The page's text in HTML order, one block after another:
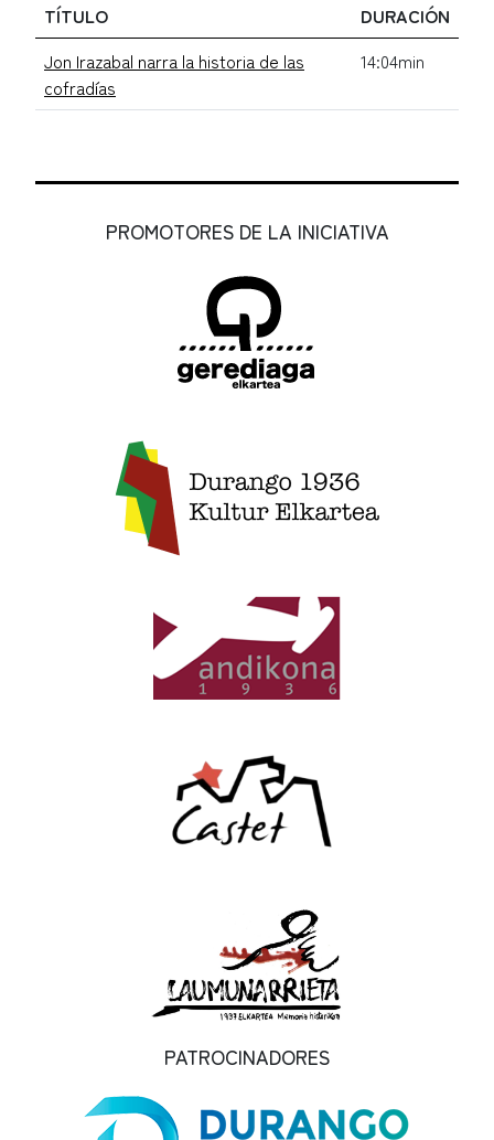
TÍTULO
DURACIÓN
Jon Irazabal narra la historia de las
cofradías
14:04min
PROMOTORES DE LA INICIATIVA
PATROCINADORES